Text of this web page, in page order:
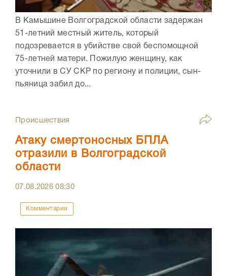
В Камышине Волгоградской области задержан
51-летний местный житель, который
подозревается в убийстве свой беспомощной
75-летней матери. Пожилую женщину, как
уточнили в СУ СКР по региону и полиции, сын-
пьяница забил до...
Происшествия
Атаку смертоносных БПЛА
отразили в Волгоградской
области
07.08.202608:30
Комментарии